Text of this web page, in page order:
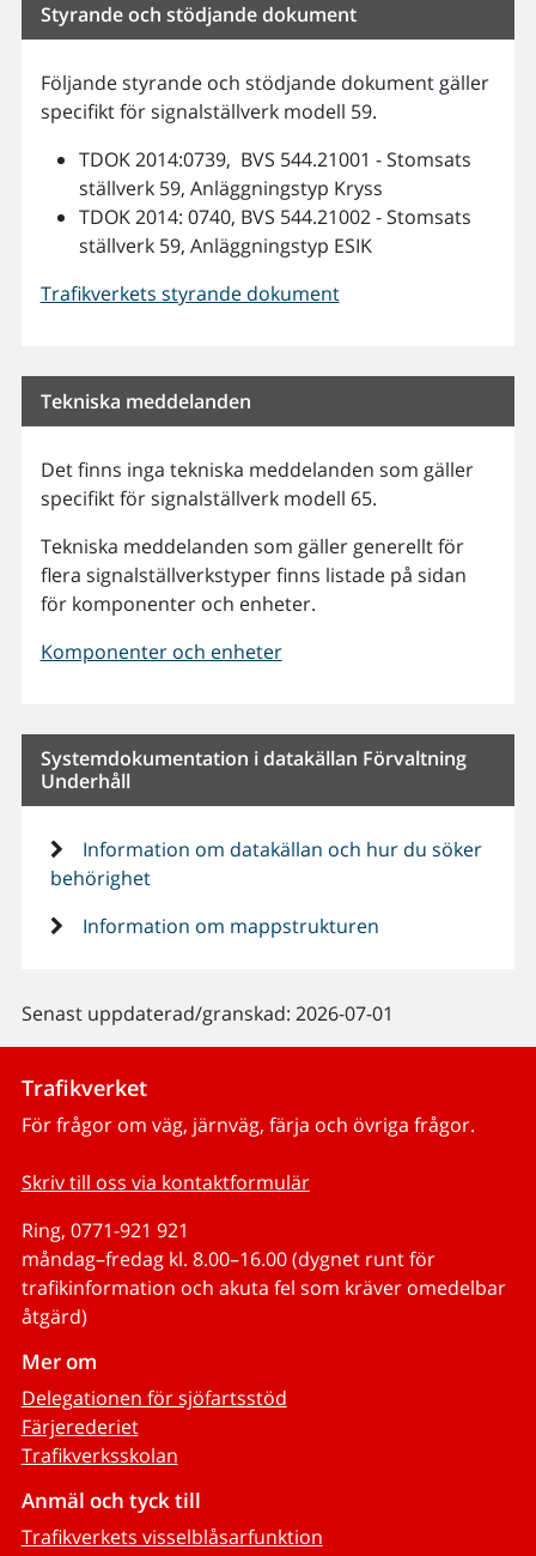
Styrande och stödjande dokument
Följande styrande och stödjande dokument gäller
specifikt för signalställverk modell 59.
TDOK 2014:0739, BVS 544.21001 - Stomsats
ställverk 59, Anläggningstyp Kryss
TDOK 2014: 0740, BVS 544.21002 - Stomsats
ställverk 59, Anläggningstyp ESIK
Trafikverkets styrande dokument
Tekniska meddelanden
Det finns inga tekniska meddelanden som gäller
specifikt för signalställverk modell 65.
Tekniska meddelanden som gäller generellt för
flera signalställverkstyper finns listade på sidan
för komponenter och enheter.
Komponenter och enheter
Systemdokumentation i datakällan Förvaltning
Underhåll
Information om datakällan och hur du söker
behörighet
Information om mappstrukturen
Senast uppdaterad/granskad: 2026-07-01
Trafikverket
För frågor om väg, järnväg, färja och övriga frågor.
Skriv till oss via kontaktformulär
Ring, 0771-921 921
måndag–fredag kl. 8.00–16.00 (dygnet runt för
trafikinformation och akuta fel som kräver omedelbar
åtgärd)
Mer om
Delegationen för sjöfartsstöd
Färjerederiet
Trafikverksskolan
Anmäl och tyck till
Trafikverkets visselblåsarfunktion